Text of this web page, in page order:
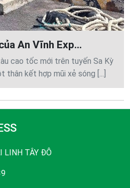
An Vĩnh Exp...
cao tốc mới trên tuyến Sa Kỳ
thân kết hợp mũi xẻ sóng [...]
LINH TÂY ĐÔ